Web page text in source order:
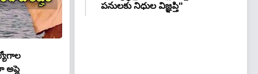
అప్లై
పనులకు నిధుల విజ్ఞప్తి"